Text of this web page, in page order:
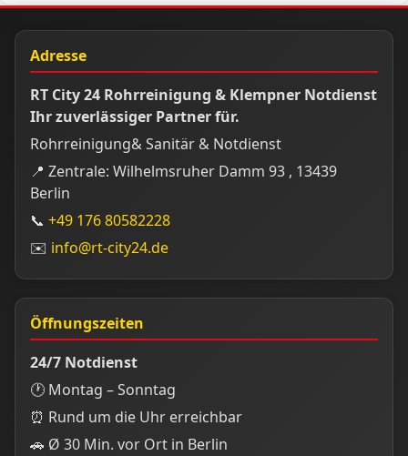
Adresse
RT City 24 Rohrreinigung & Klempner Notdienst
Ihr zuverlässiger Partner für.
Rohrreinigung& Sanitär & Notdienst
📍 Zentrale: Wilhelmsruher Damm 93 , 13439
Berlin
📞 +49 176 80582228
✉️ info@rt-city24.de
Öffnungszeiten
24/7 Notdienst
🕐 Montag – Sonntag
⏰ Rund um die Uhr erreichbar
🚗 Ø 30 Min. vor Ort in Berlin